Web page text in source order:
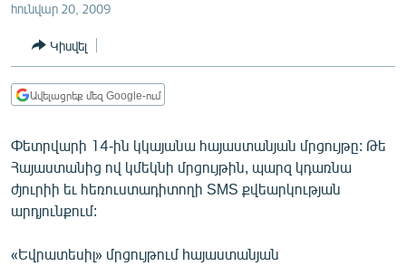
հիմնական
մենյուին
Որոնում
ՔԱՂԱՔԱԿԱՆ
ԸՆՏՐՈՒԹՅՈՒՆՆԵՐ 2026
ԻՐԱՎՈՒՆՔ
ՏՆՏԵՍՈՒԹՅՈՒՆ
ՂԱՐԱԲԱՂ
ՊԱՏԵՐԱԶՄԻ 6 ՇԱԲԱԹՆԵՐԸ
ՏԱՐԱԾԱՇՐՋԱՆ
հունվար 20, 2009
Կիսվել
Ավելացրեք մեզ Google-ում
Փետրվարի 14-ին կկայանա հայաստանյան մրցույթը: Թե
Հայաստանից ով կմեկնի մրցույթին, պարզ կդառնա
ժյուրիի եւ հեռուստադիտողի SMS քվեարկության
արդյունքում:
«Եվրատեսիլ» մրցույթում hայաստանյան